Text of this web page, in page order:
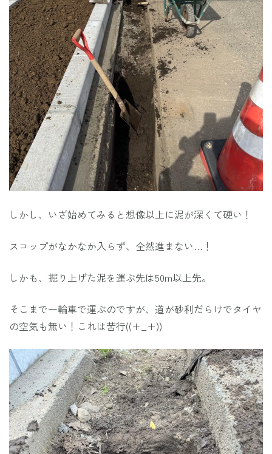
しかし、いざ始めてみると想像以上に泥が深くて硬い！
スコップがなかなか入らず、全然進まない…！
しかも、掘り上げた泥を運ぶ先は50m以上先。
そこまで一輪車で運ぶのですが、道が砂利だらけでタイヤ
の空気も無い！これは苦行((+_+))